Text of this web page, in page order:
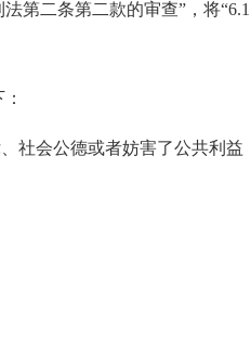
第二条第二款的审查”，将
社会公德或者妨害了公共利益